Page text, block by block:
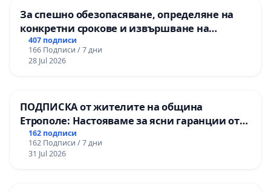
За спешно обезопасяване, определяне на
конкретни срокове и извършване на
цялостна рехабилитация на
републиканския път между пътен възел АМ
„Тракия“ - гр. Ихтиман - с. Мирово - к.к.
407 подписи
166 Подписи / 7 дни
28 Jul 2026
ПОДПИСКА от жителите на община
Етрополе: Настояваме за ясни гаранции от
“Елаците-МЕД” АД и от държавата, че ще се
изпълнят всички екологични норми!
162 подписи
162 Подписи / 7 дни
31 Jul 2026